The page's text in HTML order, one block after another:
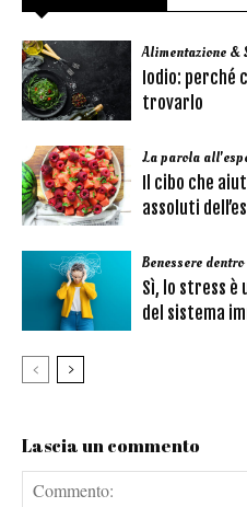
Alimentazione &
Iodio: perché
trovarlo
La parola
Il cibo che
assoluti
Benessere
Sì, lo stress è
del sistema
Lascia un commento